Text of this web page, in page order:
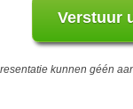
kunnen géén